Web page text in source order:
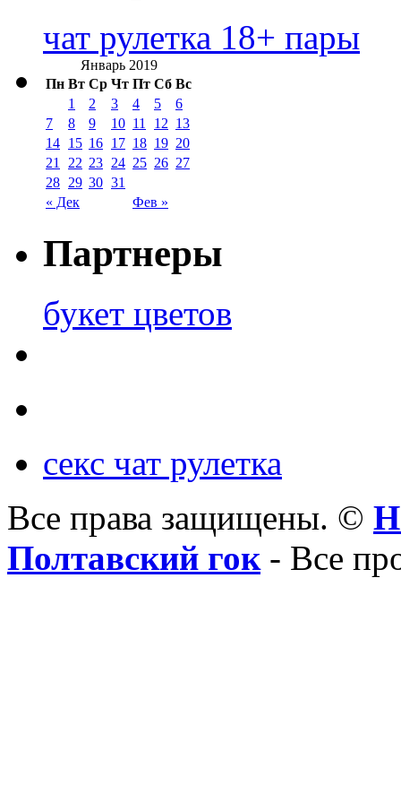
чат рулетка 18+ пары
Январь 2019
Пн Вт Ср Чт Пт Сб Вс
« Дек Фев »
1 2 3 4 5
6
7
8 9 10 11 12 13
14 15 16 17 18 19 20
21
22 23 24 25 26 27
28 29 30 31
Партнеры
букет цветов
секс чат рулетка
Все права защищены. ©
Полтавский гок- Все